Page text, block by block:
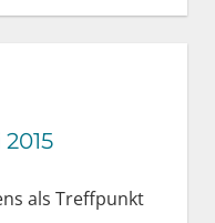
als Treffpunkt